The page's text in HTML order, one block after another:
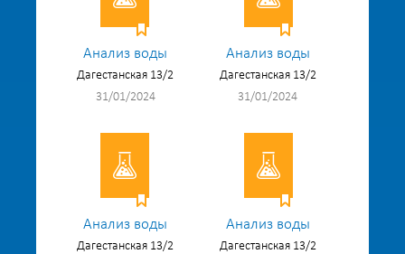
Анализ воды
Дагестанская 13/2
31/01/2024
Анализ воды
Дагестанская 13/2
31/01/2024
Анализ воды
Дагестанская 13/2
Анализ воды
Дагестанская 13/2